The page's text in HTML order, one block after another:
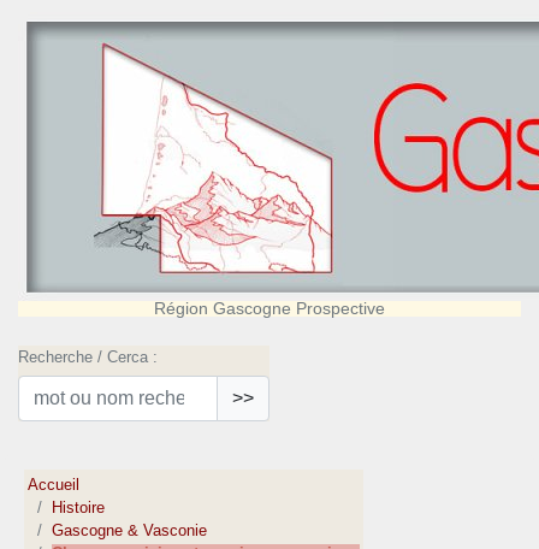
Région Gascogne Prospective
Recherche / Cerca :
>>
Accueil
Histoire
Gascogne & Vasconie